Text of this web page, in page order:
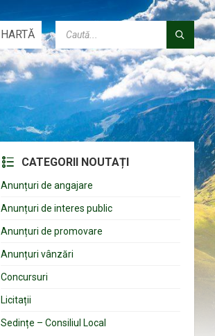
HARTĂ
CATEGORII NOUTAȚI
Anunțuri de angajare
Anunțuri de interes public
Anunțuri de promovare
Anunțuri vânzări
Concursuri
Licitații
Sedințe – Consiliul Local